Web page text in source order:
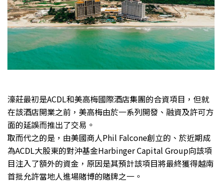
濠莊最初是ACDL和美高梅國際酒店集團的合資項目，但就
在該酒店開業之前，美高梅由於一系列開發、融資及許可方
面的延誤而推出了交易。
取而代之的是，由美國商人Phil Falcone創立的、於近期成
為ACDL大股東的對沖基金Harbinger Capital Group向該項
目注入了額外的資金，原因是其預計該項目將最終獲得越南
首批允許當地人進場賭博的賭牌之一。